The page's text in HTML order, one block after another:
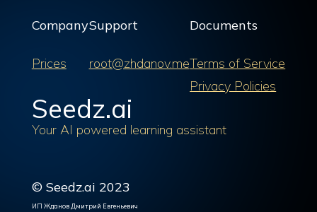
Company
Prices
Support
root@zhdanov.me
Documents
Terms of Service
Privacy Policies
Seedz.ai
Your AI powered learning assistant
© Seedz.ai 2023
ИП Жданов Дмитрий Евгеньевич